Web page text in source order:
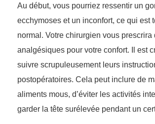
Au début, vous pourriez ressentir un
ecchymoses et un inconfort, ce qui est
normal. Votre chirurgien vous prescrira
analgésiques pour votre confort. Il est
suivre scrupuleusement leurs
postopératoires. Cela peut inclure de
aliments mous, d’éviter les activités
garder la tête surélevée pendant un